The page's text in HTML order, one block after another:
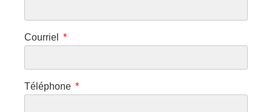
Courriel
Téléphone